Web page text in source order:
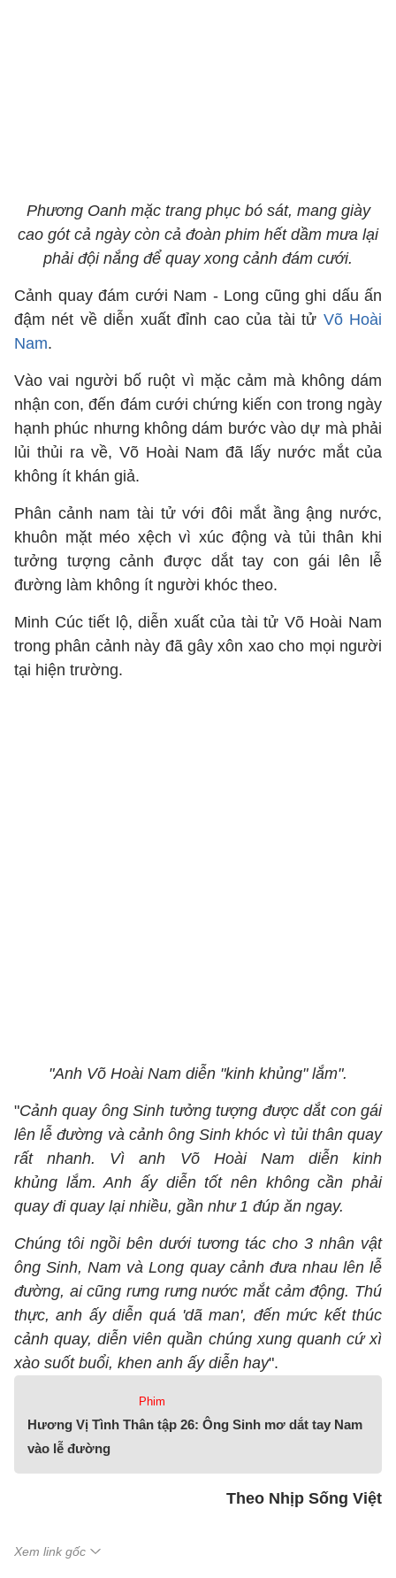
Phương Oanh mặc trang phục bó sát, mang giày
cao gót cả ngày còn cả đoàn phim hết dầm mưa lại
phải đội nắng để quay xong cảnh đám cưới.
Cảnh quay đám cưới Nam - Long cũng ghi dấu ấn
đậm nét về diễn xuất đỉnh cao của tài tử Võ Hoài
Nam.
Vào vai người bố ruột vì mặc cảm mà không dám
nhận con, đến đám cưới chứng kiến con trong ngày
hạnh phúc nhưng không dám bước vào dự mà phải
lủi thủi ra về, Võ Hoài Nam đã lấy nước mắt của
không ít khán giả.
Phân cảnh nam tài tử với đôi mắt ầng ậng nước,
khuôn mặt méo xệch vì xúc động và tủi thân khi
tưởng tượng cảnh được dắt tay con gái lên lễ
đường làm không ít người khóc theo.
Minh Cúc tiết lộ, diễn xuất của tài tử Võ Hoài Nam
trong phân cảnh này đã gây xôn xao cho mọi người
tại hiện trường.
"Anh Võ Hoài Nam diễn "kinh khủng" lắm".
"Cảnh quay ông Sinh tưởng tượng được dắt con gái
lên lễ đường và cảnh ông Sinh khóc vì tủi thân quay
rất nhanh. Vì anh Võ Hoài Nam diễn kinh
khủng lắm. Anh ấy diễn tốt nên không cần phải
quay đi quay lại nhiều, gần như 1 đúp ăn ngay.
Chúng tôi ngồi bên dưới tương tác cho 3 nhân vật
ông Sinh, Nam và Long quay cảnh đưa nhau lên lễ
đường, ai cũng rưng rưng nước mắt cảm động. Thú
thực, anh ấy diễn quá 'dã man', đến mức kết thúc
cảnh quay, diễn viên quần chúng xung quanh cứ xì
xào suốt buổi, khen anh ấy diễn hay".
Phim
Hương Vị Tình Thân tập 26: Ông Sinh mơ dắt tay Nam
vào lễ đường
Theo Nhịp Sống Việt
Xem link gốc